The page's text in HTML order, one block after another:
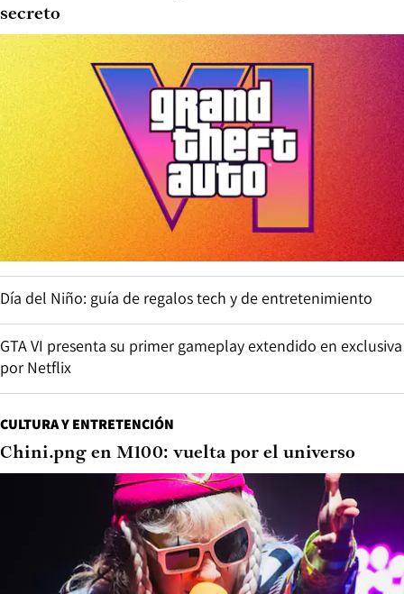
secreto
Día del Niño: guía de regalos tech y de entretenimiento
GTA VI presenta su primer gameplay extendido en exclusiva
por Netflix
CULTURA Y ENTRETENCIÓN
Chini.png en M100: vuelta por el universo